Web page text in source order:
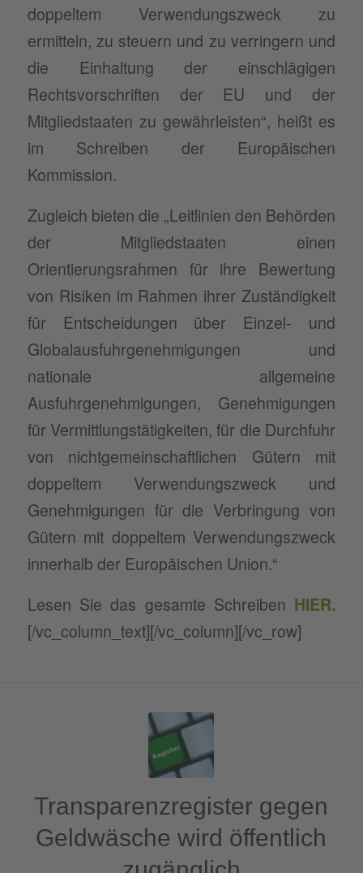
doppeltem Verwendungszweck zu
ermitteln, zu steuern und zu verringern und
die Einhaltung der einschlägigen
Rechtsvorschriften der EU und der
Mitgliedstaaten zu gewährleisten“, heißt es
im Schreiben der Europäischen
Kommission.
Zugleich bieten die „Leitlinien den Behörden
der Mitgliedstaaten einen
Orientierungsrahmen für ihre Bewertung
von Risiken im Rahmen ihrer Zuständigkeit
für Entscheidungen über Einzel- und
Globalausfuhrgenehmigungen und
nationale allgemeine
Ausfuhrgenehmigungen, Genehmigungen
für Vermittlungstätigkeiten, für die Durchfuhr
von nichtgemeinschaftlichen Gütern mit
doppeltem Verwendungszweck und
Genehmigungen für die Verbringung von
Gütern mit doppeltem Verwendungszweck
innerhalb der Europäischen Union.“
Lesen Sie das gesamte Schreiben HIER.
[/vc_column_text][/vc_column][/vc_row]
Transparenzregister gegen
Geldwäsche wird öffentlich